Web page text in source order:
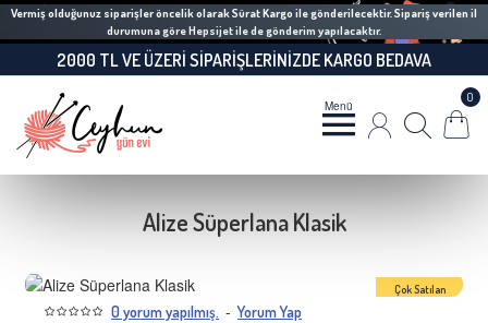
Vermiş olduğunuz siparişler öncelik olarak Sürat Kargo ile gönderilecektir. Sipariş verilen il
durumuna göre Hepsijet ile de gönderim yapılacaktır.
2000 TL VE ÜZERI SIPARIŞLERINIZDE KARGO BEDAVA
0
Alize Süperlana Klasik
Çok Satılan
0 yorum yapılmış. - Yorum Yap